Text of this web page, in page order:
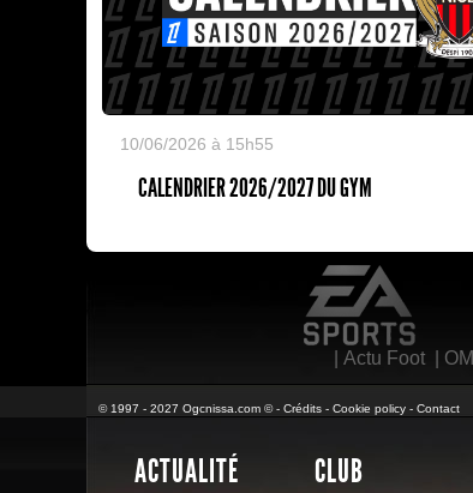
10/06/2026 à 15h55
CALENDRIER 2026/2027 DU GYM
Actu Foot| OM
© 1997 - 2027 Ogcnissa.com © - Crédits - Cookie policy - Contact
ACTUALITÉ CLUB